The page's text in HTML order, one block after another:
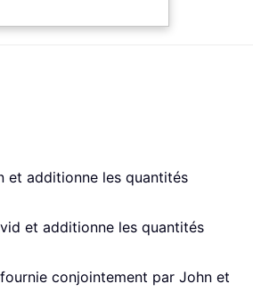
et additionne les quantités
et additionne les quantités
conjointement par John et